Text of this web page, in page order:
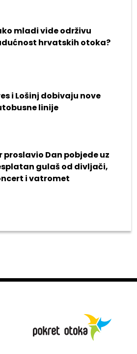
mladi vide održivu
hrvatskih otoka?
i Lošinj dobivaju nove
linije
proslavio Dan pobjede uz
gulaš od divljači,
i vatromet